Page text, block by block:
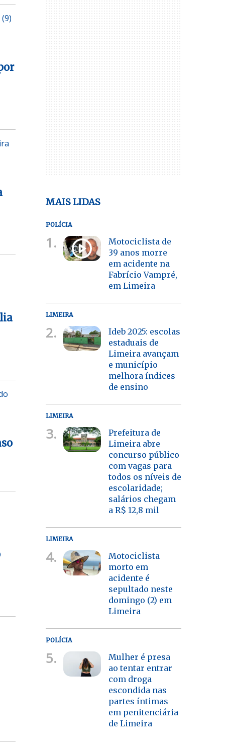
MAIS LIDAS
POLÍCIA
1.
Motociclista de
39 anos morre
em acidente na
Fabrício Vampré,
em Limeira
LIMEIRA
2.
Ideb 2025: escolas
estaduais de
Limeira avançam
e município
melhora índices
de ensino
LIMEIRA
3.
Prefeitura de
Limeira abre
concurso público
com vagas para
todos os níveis de
escolaridade;
salários chegam
a R$ 12,8 mil
LIMEIRA
4.
Motociclista
morto em
acidente é
sepultado neste
domingo (2) em
Limeira
POLÍCIA
5.
Mulher é presa
ao tentar entrar
com droga
escondida nas
partes íntimas
em penitenciária
de Limeira